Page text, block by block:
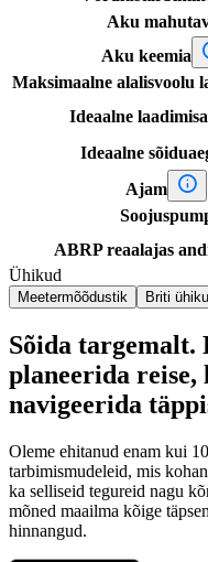
Aku
Aku keemia
Maksimaalne alalisvoolu
Ideaalne
Ideaalne
Ajam 
ABRP reaalajas
Ühikud
Meetermõõdustik Briti
Sõida targemalt.
planeerida
navigeerida
Oleme ehitanud enam kui
tarbimismudeleid, mis
ka selliseid tegureid nagu
mõned maailma kõige
hinnangud.